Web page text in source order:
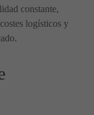
constante,
logísticos y